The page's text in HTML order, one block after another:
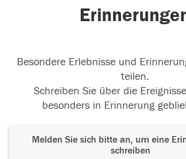
Besondere Erlebnisse und
teilen.
Schreiben Sie über die
besonders in Erinnerung
Melden Sie sich bitte an, um eine
schreiben